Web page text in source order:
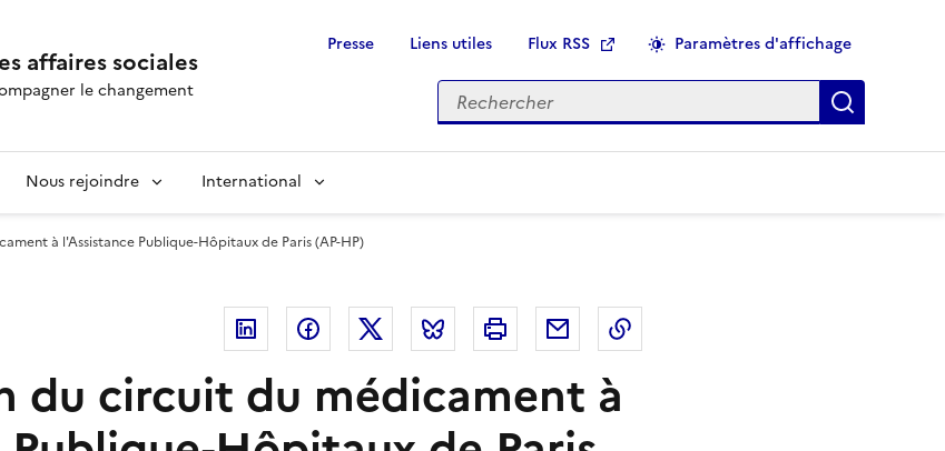
affaires sociales
le changement
Presse Liens utiles Flux RSS Paramètres d'affichage
Rechercher
Nous rejoindre International
à l'Assistance Publique-Hôpitaux de Paris (AP-HP)
Linkedin FacebookTwitter Bluesky Imprimer Courriel
du circuit du médicament à